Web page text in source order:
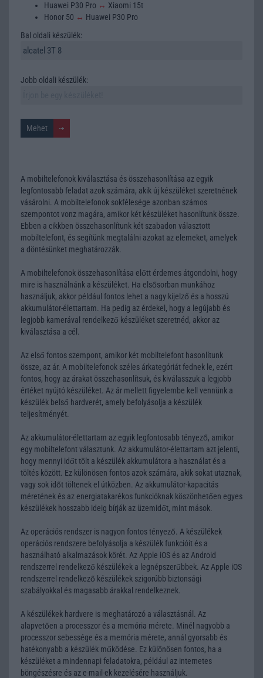
Huawei P30 Pro ↔ Xiaomi 15t
Honor 50 ↔ Huawei P30 Pro
Bal oldali készülék:
Jobb oldali készülék:
A mobiltelefonok kiválasztása és összehasonlítása az egyik
legfontosabb feladat azok számára, akik új készüléket szeretnének
vásárolni. A mobiltelefonok sokfélesége azonban számos
szempontot vonz magára, amikor két készüléket hasonlítunk össze.
Ebben a cikkben összehasonlítunk két szabadon választott
mobiltelefont, és segítünk megtalálni azokat az elemeket, amelyek
a döntésünket meghatározzák.
A mobiltelefonok összehasonlítása előtt érdemes átgondolni, hogy
mire is használnánk a készüléket. Ha elsősorban munkához
használjuk, akkor például fontos lehet a nagy kijelző és a hosszú
akkumulátor-élettartam. Ha pedig az érdekel, hogy a legújabb és
legjobb kamerával rendelkező készüléket szeretnéd, akkor az
kiválasztása a cél.
Az első fontos szempont, amikor két mobiltelefont hasonlítunk
össze, az ár. A mobiltelefonok széles árkategóriát fednek le, ezért
fontos, hogy az árakat összehasonlítsuk, és kiválasszuk a legjobb
értéket nyújtó készüléket. Az ár mellett figyelembe kell vennünk a
készülék belső hardverét, amely befolyásolja a készülék
teljesítményét.
Az akkumulátor-élettartam az egyik legfontosabb tényező, amikor
egy mobiltelefont választunk. Az akkumulátor-élettartam azt jelenti,
hogy mennyi időt tölt a készülék akkumulátora a használat és a
töltés között. Ez különösen fontos azok számára, akik sokat utaznak,
vagy sok időt töltenek el útközben. Az akkumulátor-kapacitás
méretének és az energiatakarékos funkcióknak köszönhetően egyes
készülékek hosszabb ideig bírják az üzemidőt, mint mások.
Az operációs rendszer is nagyon fontos tényező. A készülékek
operációs rendszere befolyásolja a készülék funkcióit és a
használható alkalmazások körét. Az Apple iOS és az Android
rendszerrel rendelkező készülékek a legnépszerűbbek. Az Apple iOS
rendszerrel rendelkező készülékek szigorúbb biztonsági
szabályokkal és magasabb árakkal rendelkeznek.
A készülékek hardvere is meghatározó a választásnál. Az
alapvetően a processzor és a memória mérete. Minél nagyobb a
processzor sebessége és a memória mérete, annál gyorsabb és
hatékonyabb a készülék működése. Ez különösen fontos, ha a
készüléket a mindennapi feladatokra, például az internetes
böngészésre és az e-mail-ek kezelésére használjuk.